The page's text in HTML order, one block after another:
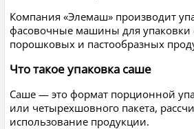
Компания «Элемаш» производит
фасовочные машины для упаковки
порошковых и пастообразных
Что такое упаковка саше
Саше — это формат порционной
или четырехшовного пакета,
использование продукции.